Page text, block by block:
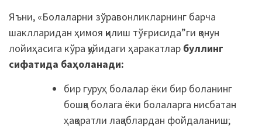
Яъни, «Болаларни зўравонликларнинг барча
шаклларидан ҳимоя қилиш тўғрисида”ги қонун
лойиҳасига кўра қуйидаги ҳаракатлар буллинг
сифатида баҳоланади:
бир гуруҳ болалар ёки бир боланинг
бошқа болага ёки болаларга нисбатан
ҳақоратли лақаблардан фойдаланиш;